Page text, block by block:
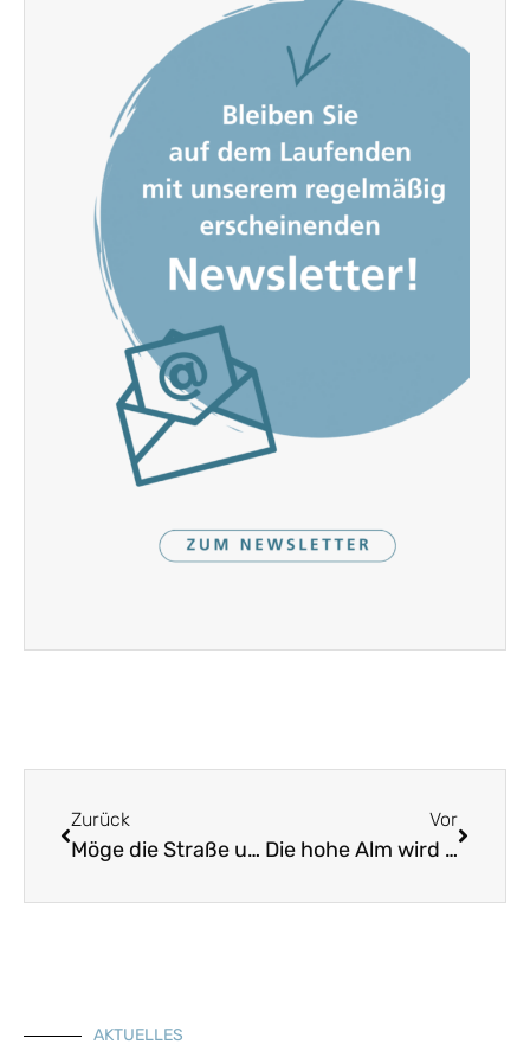
Zurück
Möge die Straße uns zusammenführen
Vor
Die hohe Alm wird aa schon grea
AKTUELLES